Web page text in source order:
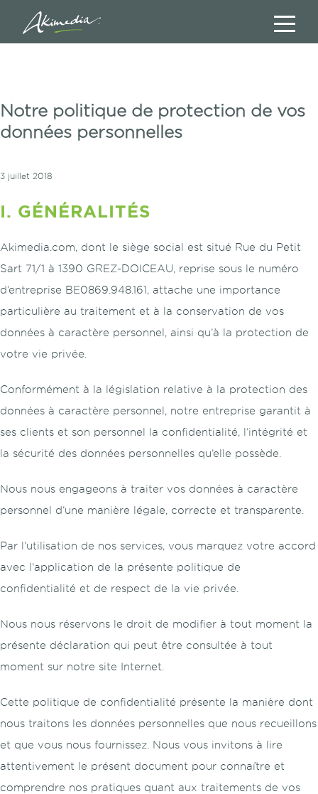
Notre politique de protection de vos
données personnelles
3 juillet 2018
I. GÉNÉRALITÉS
Akimedia.com, dont le siège social est situé Rue du Petit
Sart 71/1 à 1390 GREZ-DOICEAU, reprise sous le numéro
d’entreprise BE0869.948.161, attache une importance
particulière au traitement et à la conservation de vos
données à caractère personnel, ainsi qu’à la protection de
votre vie privée.
Conformément à la législation relative à la protection des
données à caractère personnel, notre entreprise garantit à
ses clients et son personnel la confidentialité, l’intégrité et
la sécurité des données personnelles qu’elle possède.
Nous nous engageons à traiter vos données à caractère
personnel d’une manière légale, correcte et transparente.
Par l’utilisation de nos services, vous marquez votre accord
avec l’application de la présente politique de
confidentialité et de respect de la vie privée.
Nous nous réservons le droit de modifier à tout moment la
présente déclaration qui peut être consultée à tout
moment sur notre site Internet.
Cette politique de confidentialité présente la manière dont
nous traitons les données personnelles que nous recueillons
et que vous nous fournissez. Nous vous invitons à lire
attentivement le présent document pour connaître et
comprendre nos pratiques quant aux traitements de vos